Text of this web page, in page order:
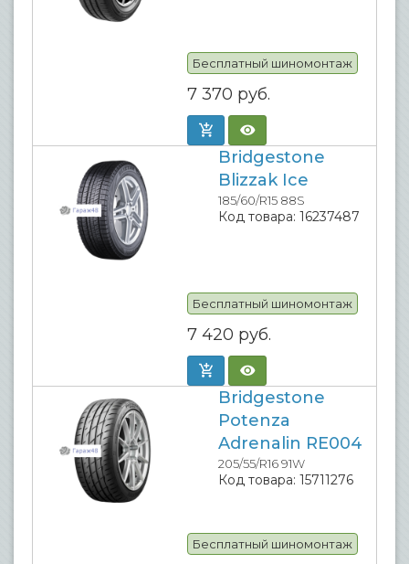
Бесплатный шиномонтаж
7 370 руб.
Bridgestone
Blizzak Ice
185/60/R15 88S
Код товара: 16237487
Бесплатный шиномонтаж
7 420 руб.
Bridgestone
Potenza
Adrenalin RE004
205/55/R16 91W
Код товара: 15711276
Бесплатный шиномонтаж